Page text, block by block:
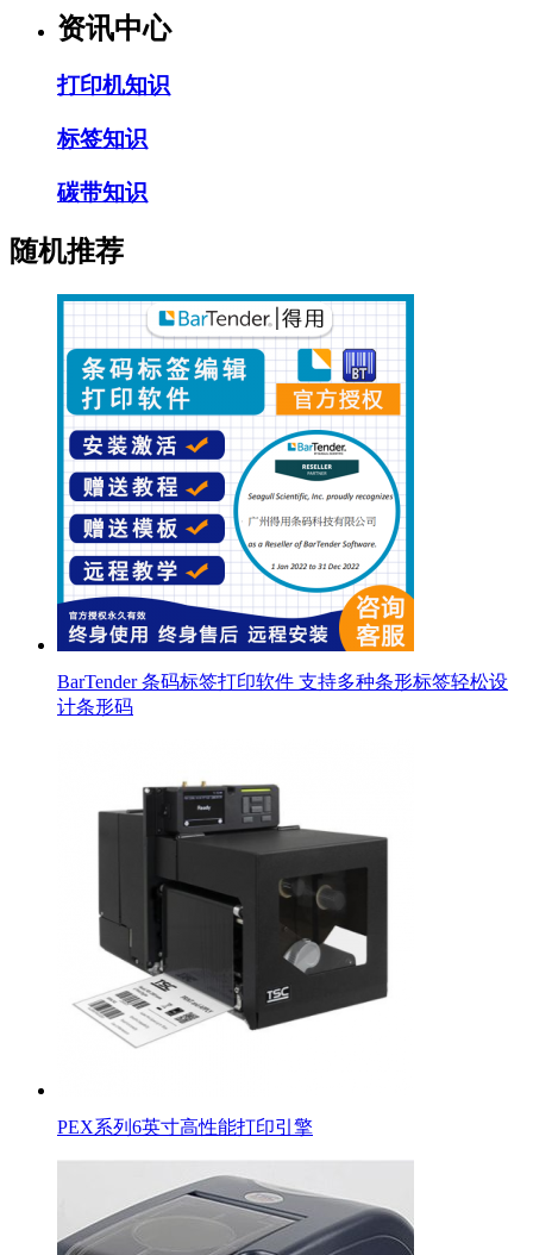
资讯中心
打印机知识
标签知识
碳带知识
随机推荐
BarTender 条码标签打印软件 支持多种条形标签轻松设
计条形码
PEX系列6英寸高性能打印引擎